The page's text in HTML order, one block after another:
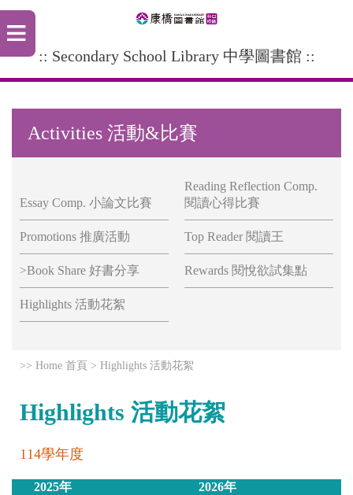
:: Secondary School Library 中學圖書館 ::
Activities 活動&比賽
Essay Comp. 小論文比賽
Reading Reflection Comp.
閱讀心得比賽
Promotions 推廣活動 Top Reader 閱讀王
>Book Share 好書分享 Rewards 閱悅欲試集點
Highlights 活動花絮
>> Home 首頁 > Highlights 活動花絮
Highlights 活動花絮
114學年度
2025年 2026年